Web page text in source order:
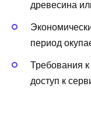
древесина
период
Требования
доступ к